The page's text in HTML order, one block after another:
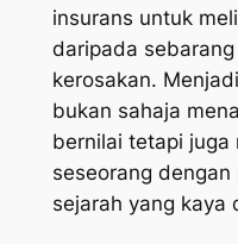
insurans untuk
daripada
kerosakan.
bukan sahaja
bernilai tetapi juga
seseorang
sejarah yang kaya